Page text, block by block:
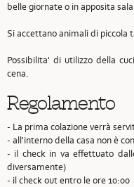
belle giornate o in apposita
Si accettano animali di piccola
Possibilita' di utilizzo della
cena.
Regolamento
- La prima colazione verrà
- all'interno della casa non è
- il check in va effettuato
diversamente)
- il check out entro le ore 10:00